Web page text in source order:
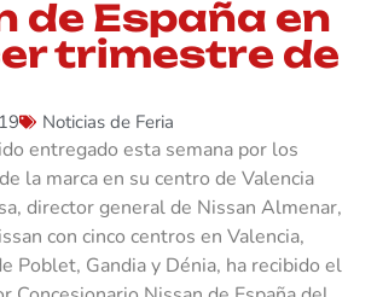
de España en
trimestre de
Noticias de Feria
entregado esta semana por los
la marca en su centro de Valencia
director general de Nissan Almenar,
con cinco centros en Valencia,
Poblet, Gandia y Dénia, ha recibido el